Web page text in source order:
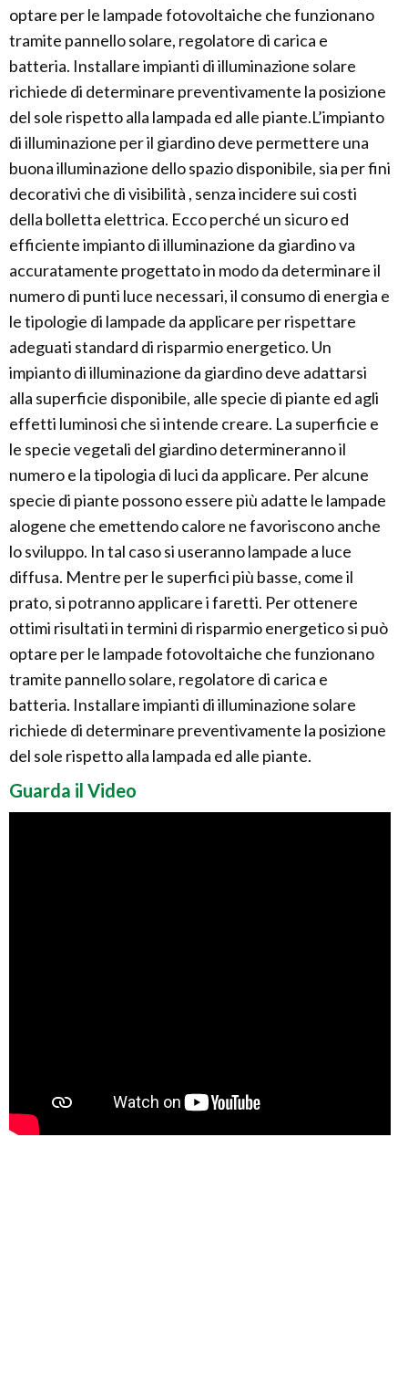
optare per le lampade fotovoltaiche che funzionano
tramite pannello solare, regolatore di carica e
batteria. Installare impianti di illuminazione solare
richiede di determinare preventivamente la posizione
del sole rispetto alla lampada ed alle piante.L’impianto
di illuminazione per il giardino deve permettere una
buona illuminazione dello spazio disponibile, sia per fini
decorativi che di visibilità , senza incidere sui costi
della bolletta elettrica. Ecco perché un sicuro ed
efficiente impianto di illuminazione da giardino va
accuratamente progettato in modo da determinare il
numero di punti luce necessari, il consumo di energia e
le tipologie di lampade da applicare per rispettare
adeguati standard di risparmio energetico. Un
impianto di illuminazione da giardino deve adattarsi
alla superficie disponibile, alle specie di piante ed agli
effetti luminosi che si intende creare. La superficie e
le specie vegetali del giardino determineranno il
numero e la tipologia di luci da applicare. Per alcune
specie di piante possono essere più adatte le lampade
alogene che emettendo calore ne favoriscono anche
lo sviluppo. In tal caso si useranno lampade a luce
diffusa. Mentre per le superfici più basse, come il
prato, si potranno applicare i faretti. Per ottenere
ottimi risultati in termini di risparmio energetico si può
optare per le lampade fotovoltaiche che funzionano
tramite pannello solare, regolatore di carica e
batteria. Installare impianti di illuminazione solare
richiede di determinare preventivamente la posizione
del sole rispetto alla lampada ed alle piante.
Guarda il Video